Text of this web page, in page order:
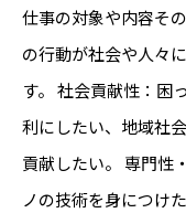
仕事の対象や内容そ
の行動が社会や人々
す。 社会貢献性：困
利にしたい、地域社
貢献したい。 専門性
ノの技術を身につけ